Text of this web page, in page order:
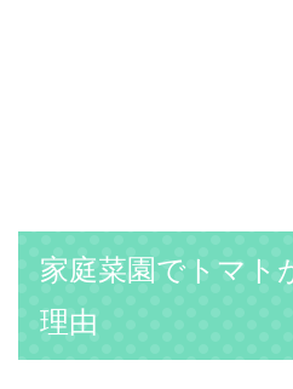
家庭菜園でトマト
理由